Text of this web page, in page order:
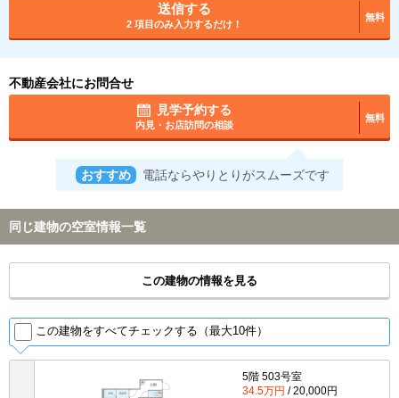
送信する
2 項目のみ入力するだけ！
無料
不動産会社にお問合せ
見学予約する
内見・お店訪問の相談
無料
おすすめ 電話ならやりとりがスムーズです
同じ建物の空室情報一覧
この建物の情報を見る
この建物をすべてチェックする（最大10件）
5階 503号室
34.5万円 / 20,000円